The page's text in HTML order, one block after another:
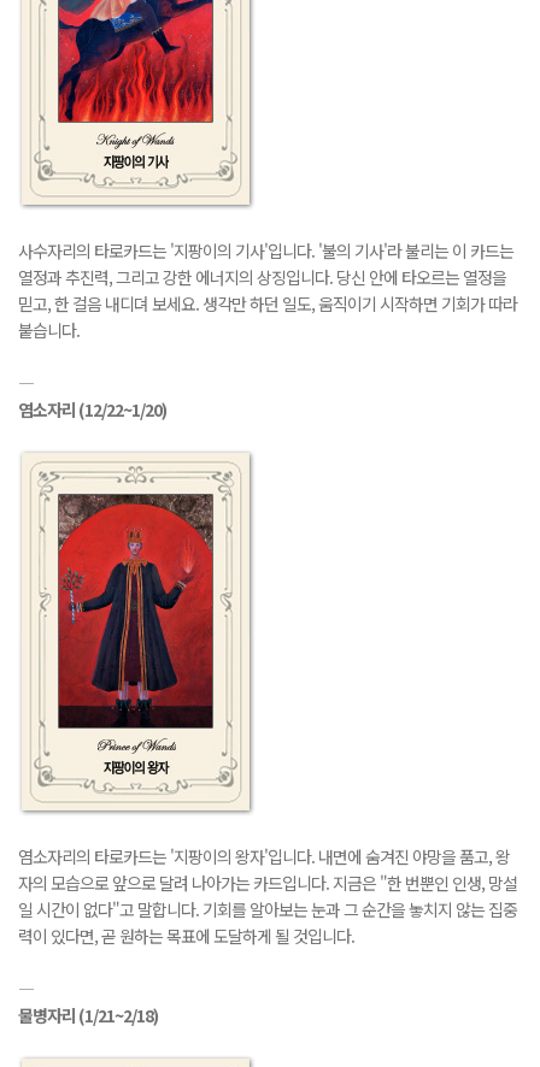
사수자리의 타로카드는 '지팡이의 기사'입니다. '불의 기사'라 불리는 이 카드는
열정과 추진력, 그리고 강한 에너지의 상징입니다. 당신 안에 타오르는 열정을
믿고, 한 걸음 내디뎌 보세요. 생각만 하던 일도, 움직이기 시작하면 기회가 따라
붙습니다.
―
염소자리 (12/22~1/20)
염소자리의 타로카드는 '지팡이의 왕자'입니다. 내면에 숨겨진 야망을 품고, 왕
자의 모습으로 앞으로 달려 나아가는 카드입니다. 지금은 "한 번뿐인 인생, 망설
일 시간이 없다"고 말합니다. 기회를 알아보는 눈과 그 순간을 놓치지 않는 집중
력이 있다면, 곧 원하는 목표에 도달하게 될 것입니다.
―
물병자리 (1/21~2/18)